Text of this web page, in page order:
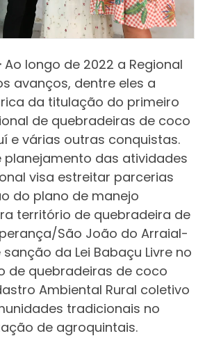
Ao longo de 2022 a Regional
avanços, dentre eles a
da titulação do primeiro
de quebradeiras de coco
e várias outras conquistas.
planejamento das atividades
visa estreitar parcerias
do plano de manejo
território de quebradeira de
São João do Arraial-
da Lei Babaçu Livre no
de quebradeiras de coco
Ambiental Rural coletivo
tradicionais no
de agroquintais.